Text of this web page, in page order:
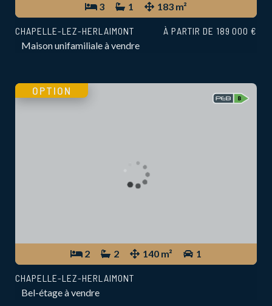
3 1 183 m²
CHAPELLE-LEZ-HERLAIMONT
Maison unifamiliale à vendre
À PARTIR DE 189 000 €
2 2 140 m² 1
OPTION
CHAPELLE-LEZ-HERLAIMONT
Bel-étage à vendre